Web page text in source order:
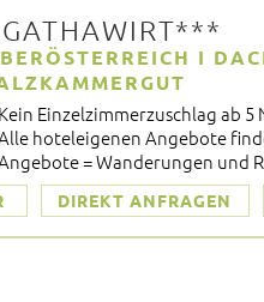
I
Kein Einzelzimmerzuschlag ab 5
hoteleigenen Angebote
= Wanderungen und
DIREKT ANFRAGEN